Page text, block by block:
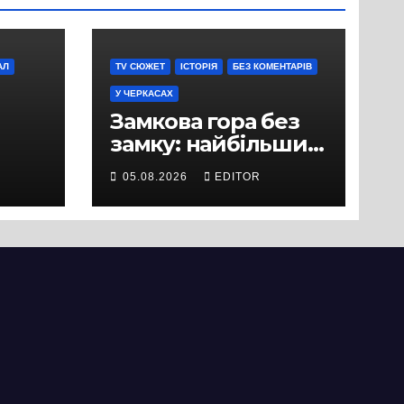
TV СЮЖЕТ ІСТОРІЯ БЕЗ КОМЕНТАРІВ
У ЧЕРКАСАХ
Замкова гора без
замку: найбільший
історичний міф
Черкас
05.08.2026 EDITOR